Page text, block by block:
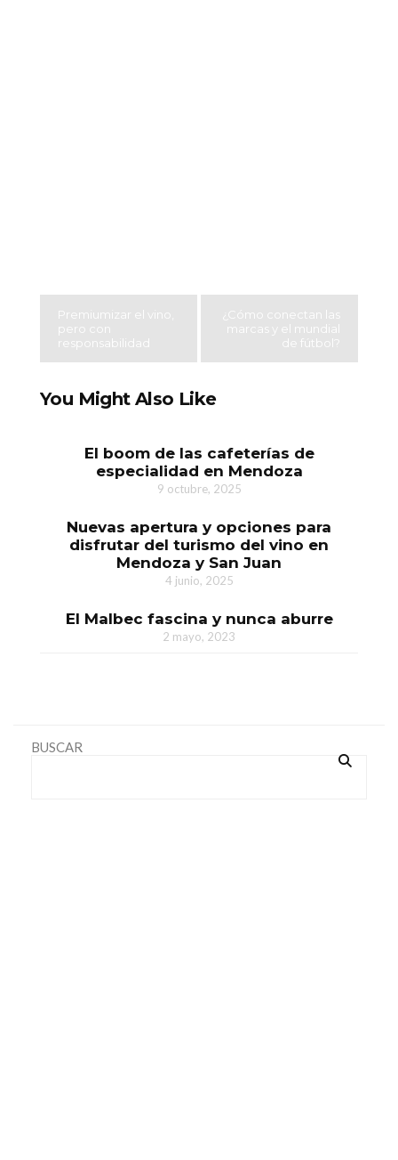
Premiumizar el vino,
pero con
responsabilidad
¿Cómo conectan las
marcas y el mundial
de fútbol?
You Might Also Like
El boom de las cafeterías de
especialidad en Mendoza
9 octubre, 2025
Nuevas apertura y opciones para
disfrutar del turismo del vino en
Mendoza y San Juan
4 junio, 2025
El Malbec fascina y nunca aburre
2 mayo, 2023
BUSCAR